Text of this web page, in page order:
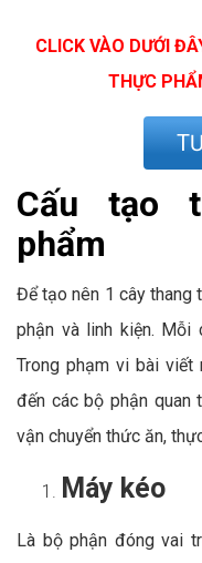
CLICK VÀO DƯỚI
THỰC
Cấu tạo
phẩm
Để tạo nên 1 cây thang
phận và linh kiện.
Trong phạm vi bài viết
đến các bộ phận quan
vận chuyển thức ăn,
Máy kéo
Là bộ phận đóng vai